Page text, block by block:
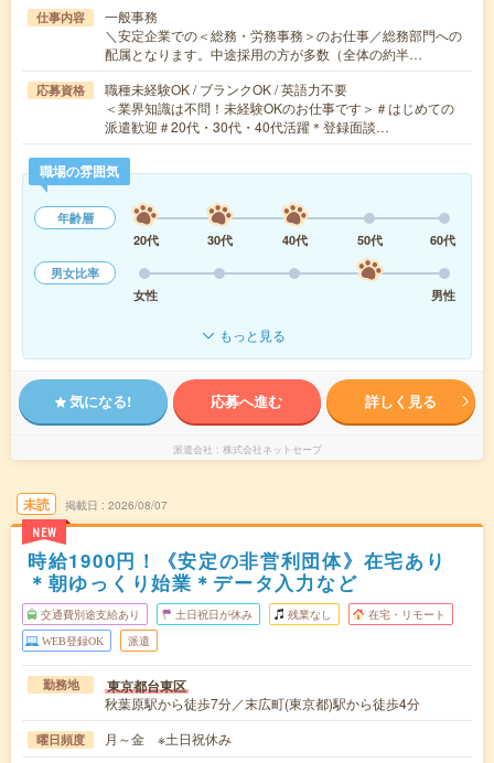
仕事内容
一般事務
＼安定企業での＜総務・労務事務＞のお仕事／総務部門への
配属となります。中途採用の方が多数（全体の約半…
応募資格
職種未経験OK / ブランクOK / 英語力不要
＜業界知識は不問！未経験OKのお仕事です＞＃はじめての
派遣歓迎＃20代・30代・40代活躍＊登録面談…
職場の雰囲気
年齢層
20代
30代 40代 50代
60代
男女比率
女性
男性
もっと見る
気になる! 応募へ進む 詳しく見る
派遣会社 株式会社ネットセーブ
未読
NEW
掲載日 2026/08/07
時給1900円！《安定の非営利団体》在宅あり
＊朝ゆっくり始業＊データ入力など
交通費別途支給あり 土日祝日が休み 残業なし 在宅・リモート
WEB登録OK 派遣
勤務地 東京都台東区
秋葉原駅から徒歩7分／末広町(東京都)駅から徒歩4分
曜日頻度 月～金 ※土日祝休み